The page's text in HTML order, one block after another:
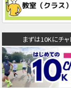
まずは10Kにチャ